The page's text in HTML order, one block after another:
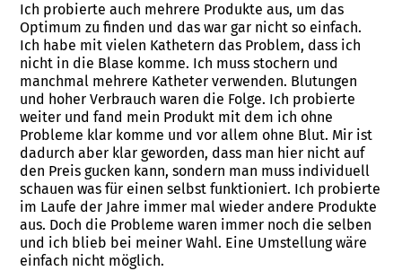
Ich probierte auch mehrere Produkte aus, um das
Optimum zu finden und das war gar nicht so einfach.
Ich habe mit vielen Kathetern das Problem, dass ich
nicht in die Blase komme. Ich muss stochern und
manchmal mehrere Katheter verwenden. Blutungen
und hoher Verbrauch waren die Folge. Ich probierte
weiter und fand mein Produkt mit dem ich ohne
Probleme klar komme und vor allem ohne Blut. Mir ist
dadurch aber klar geworden, dass man hier nicht auf
den Preis gucken kann, sondern man muss individuell
schauen was für einen selbst funktioniert. Ich probierte
im Laufe der Jahre immer mal wieder andere Produkte
aus. Doch die Probleme waren immer noch die selben
und ich blieb bei meiner Wahl. Eine Umstellung wäre
einfach nicht möglich.